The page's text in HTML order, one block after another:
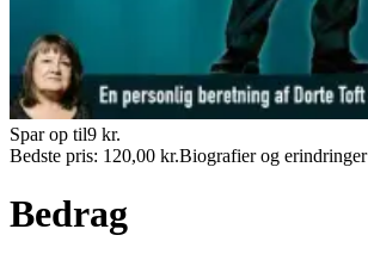
Spar op til9 kr.
Bedste pris: 120,00 kr.Biografier og erindringer
Bedrag